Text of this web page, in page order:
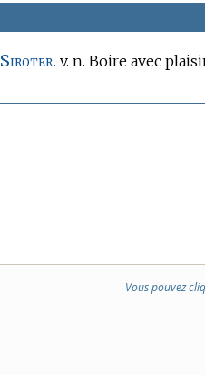
Siroter. v. n. Boire avec
Vous pouvez